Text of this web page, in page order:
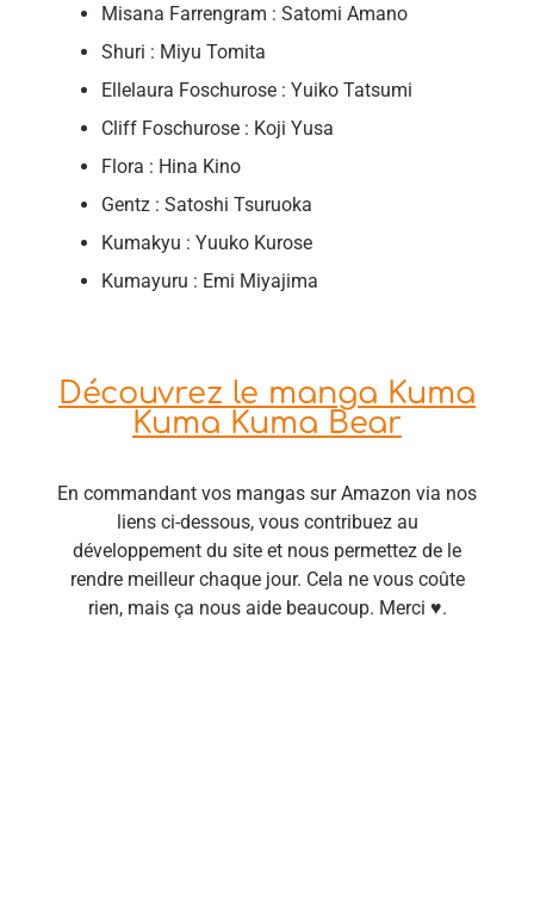
Misana Farrengram : Satomi Amano
Shuri : Miyu Tomita
Ellelaura Foschurose : Yuiko Tatsumi
Cliff Foschurose : Koji Yusa
Flora : Hina Kino
Gentz : Satoshi Tsuruoka
Kumakyu : Yuuko Kurose
Kumayuru : Emi Miyajima
Découvrez le manga Kuma
Kuma Kuma Bear
En commandant vos mangas sur Amazon via nos
liens ci-dessous, vous contribuez au
développement du site et nous permettez de le
rendre meilleur chaque jour. Cela ne vous coûte
rien, mais ça nous aide beaucoup. Merci ♥.